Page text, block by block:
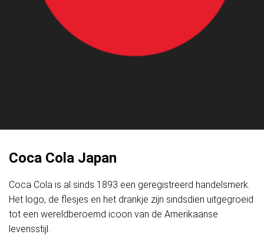
Coca Cola Japan
Coca Cola is al sinds 1893 een geregistreerd handelsmerk.
Het logo, de flesjes en het drankje zijn sindsdien uitgegroeid
tot een wereldberoemd icoon van de Amerikaanse
levensstijl.